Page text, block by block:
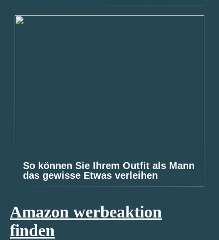
So können Sie Ihrem Outfit als Mann
das gewisse Etwas verleihen
Amazon werbeaktion
finden